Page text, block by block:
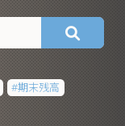
期末残高